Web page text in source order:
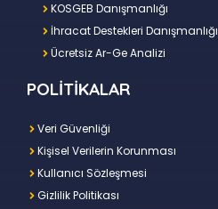
KOSGEB Danışmanlığı
İhracat Destekleri Danışmanlığı
Ücretsiz Ar-Ge Analizi
POLİTİKALAR
Veri Güvenliği
Kişisel Verilerin Korunması
Kullanıcı Sözleşmesi
Gizlilik Politikası